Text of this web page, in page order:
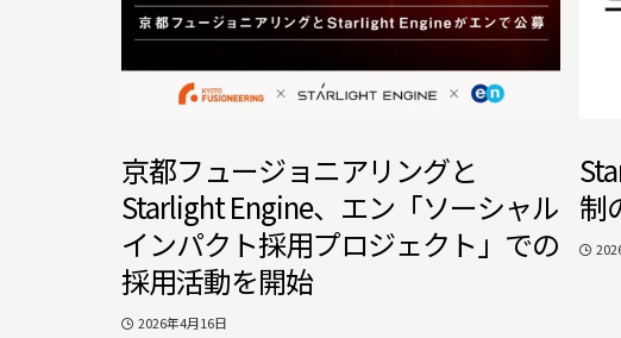
京都フュージョニアリングと
Starlight Engine、エン「ソーシャル
インパクト採用プロジェクト」での
採用活動を開始
2026年4月16日
制